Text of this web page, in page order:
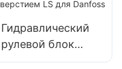
Гидравлический
рулевой блок
серии OSPC LS с